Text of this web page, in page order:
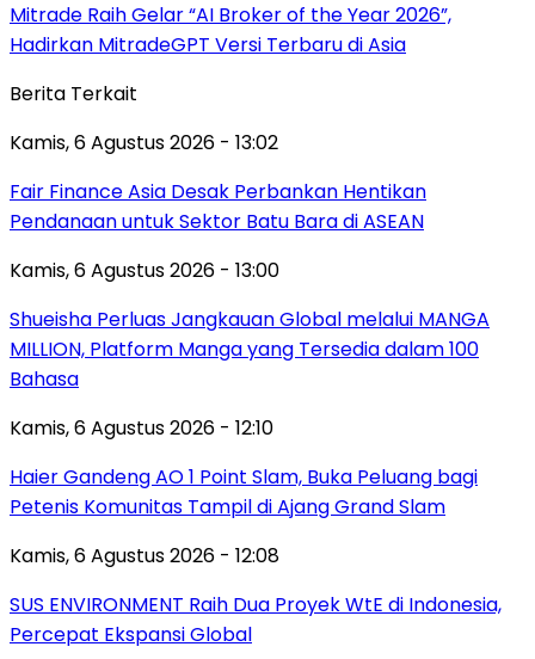
Mitrade Raih Gelar “AI Broker of the Year 2026”,
Hadirkan MitradeGPT Versi Terbaru di Asia
Berita Terkait
Kamis, 6 Agustus 2026 - 13:02
Fair Finance Asia Desak Perbankan Hentikan
Pendanaan untuk Sektor Batu Bara di ASEAN
Kamis, 6 Agustus 2026 - 13:00
Shueisha Perluas Jangkauan Global melalui MANGA
MILLION, Platform Manga yang Tersedia dalam 100
Bahasa
Kamis, 6 Agustus 2026 - 12:10
Haier Gandeng AO 1 Point Slam, Buka Peluang bagi
Petenis Komunitas Tampil di Ajang Grand Slam
Kamis, 6 Agustus 2026 - 12:08
SUS ENVIRONMENT Raih Dua Proyek WtE di Indonesia,
Percepat Ekspansi Global